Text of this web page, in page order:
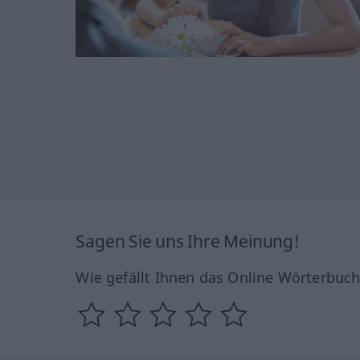
Sagen Sie uns Ihre Meinung!
Wie gefällt Ihnen das Online